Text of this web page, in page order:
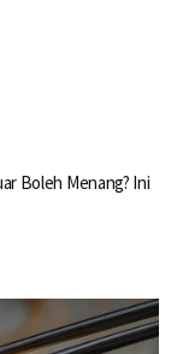
Boleh Menang? Ini